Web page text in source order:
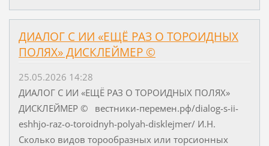
ДИАЛОГ С ИИ «ЕЩЁ РАЗ О ТОРОИДНЫХ
ПОЛЯХ» ДИСКЛЕЙМЕР ©
25.05.2026 14:28
ДИАЛОГ С ИИ «ЕЩЁ РАЗ О ТОРОИДНЫХ ПОЛЯХ»
ДИСКЛЕЙМЕР © вестники-перемен.рф/dialog-s-ii-
eshhjo-raz-o-toroidnyh-polyah-disklejmer/ И.Н.
Сколько видов торообразных или торсионных